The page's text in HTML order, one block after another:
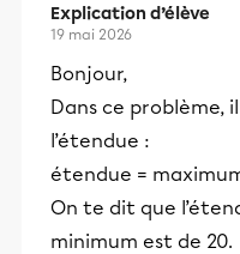
Explication d’élève
19 mai 2026
Bonjour,
Dans ce problème,
l’étendue :
étendue =
On te dit que
minimum est de 20.